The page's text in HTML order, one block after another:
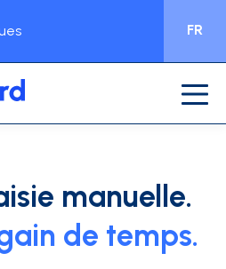
FR
manuelle.
de temps.